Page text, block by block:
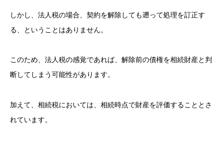
しかし、法人税の場合、契約を解除しても遡って処理を訂正す
る、ということはありません。
このため、法人税の感覚であれば、解除前の債権を相続財産と判
断してしまう可能性があります。
加えて、相続税においては、相続時点で財産を評価することとさ
れています。